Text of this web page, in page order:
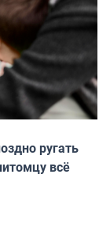
ругать
всё